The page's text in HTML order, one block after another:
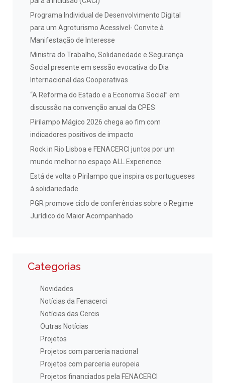
Programa Individual de Desenvolvimento Digital
para um Agroturismo Acessível- Convite à
Manifestação de Interesse
Ministra do Trabalho, Solidariedade e Segurança
Social presente em sessão evocativa do Dia
Internacional das Cooperativas
“A Reforma do Estado e a Economia Social” em
discussão na convenção anual da CPES
Pirilampo Mágico 2026 chega ao fim com
indicadores positivos de impacto
Rock in Rio Lisboa e FENACERCI juntos por um
mundo melhor no espaço ALL Experience
Está de volta o Pirilampo que inspira os portugueses
à solidariedade
PGR promove ciclo de conferências sobre o Regime
Jurídico do Maior Acompanhado
Categorias
Novidades
Notícias da Fenacerci
Notícias das Cercis
Outras Notícias
Projetos
Projetos com parceria nacional
Projetos com parceria europeia
Projetos financiados pela FENACERCI